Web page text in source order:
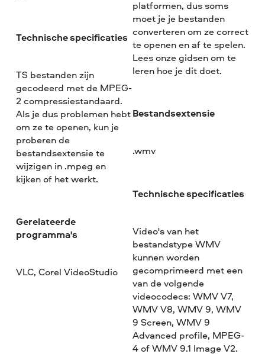
Technische specificaties
TS bestanden zijn
gecodeerd met de MPEG-
2 compressiestandaard.
Als je dus problemen hebt
om ze te openen, kun je
proberen de
bestandsextensie te
wijzigen in .mpeg en
kijken of het werkt.
Gerelateerde
programma's
VLC, Corel VideoStudio
platformen, dus soms
moet je je bestanden
converteren om ze correct
te openen en af te spelen.
Lees onze gidsen om te
leren hoe je dit doet.
Bestandsextensie
.wmv
Technische specificaties
Video's van het
bestandstype WMV
kunnen worden
gecomprimeerd met een
van de volgende
videocodecs: WMV V7,
WMV V8, WMV 9, WMV
9 Screen, WMV 9
Advanced profile, MPEG-
4 of WMV 9.1 Image V2.